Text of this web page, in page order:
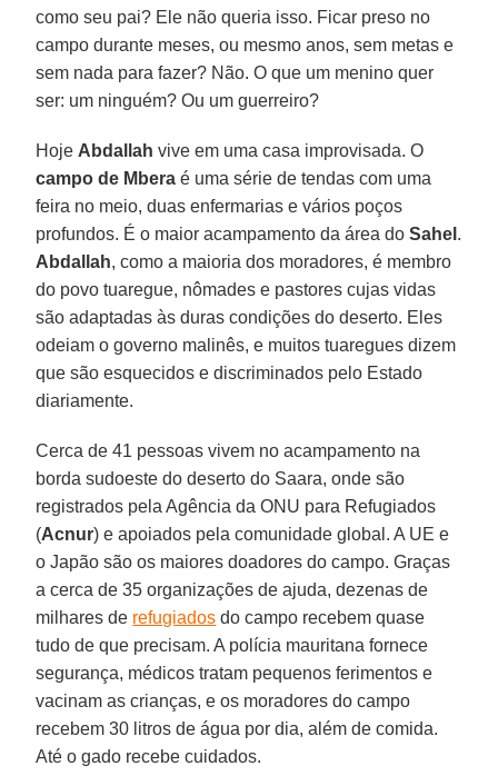
como seu pai? Ele não queria isso. Ficar preso no
campo durante meses, ou mesmo anos, sem metas e
sem nada para fazer? Não. O que um menino quer
ser: um ninguém? Ou um guerreiro?
Hoje Abdallah vive em uma casa improvisada. O
campo de Mbera é uma série de tendas com uma
feira no meio, duas enfermarias e vários poços
profundos. É o maior acampamento da área doSahel .
Abdallah, como a maioria dos moradores, é membro
do povo tuaregue, nômades e pastores cujas vidas
são adaptadas às duras condições do deserto. Eles
odeiam o governo malinês, e muitos tuaregues dizem
que são esquecidos e discriminados pelo Estado
diariamente.
Cerca de 41 pessoas vivem no acampamento na
borda sudoeste do deserto do Saara, onde são
registrados pela Agência da ONU para Refugiados
(Acnur) e apoiados pela comunidade global. A UE e
o Japão são os maiores doadores do campo. Graças
a cerca de 35 organizações de ajuda, dezenas de
milhares de refugiados do campo recebem quase
tudo de que precisam. A polícia mauritana fornece
segurança, médicos tratam pequenos ferimentos e
vacinam as crianças, e os moradores do campo
recebem 30 litros de água por dia, além de comida.
Até o gado recebe cuidados.